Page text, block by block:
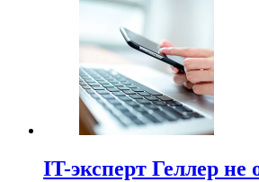
IT-эксперт Геллер не